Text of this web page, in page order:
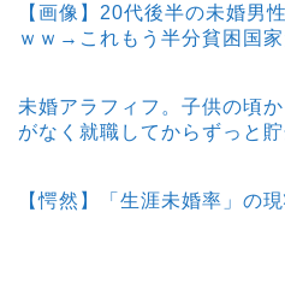
【画像】20代後半の未婚男
ｗｗ→これもう半分貧困国家
未婚アラフィフ。子供の頃
がなく就職してからずっと
【愕然】「生涯未婚率」の